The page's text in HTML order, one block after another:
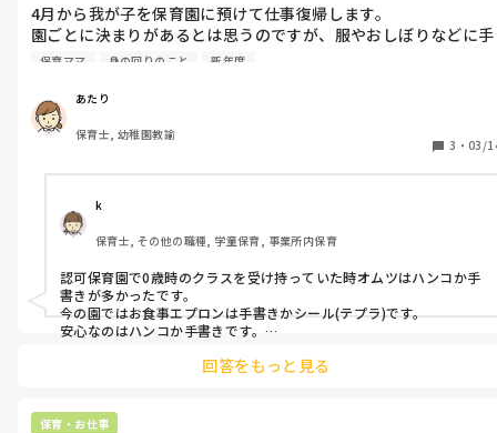
4月から我が子を保育園に預けて仕事復帰します。
園ごとに決まりがあるとは思うのですが、服やおしぼりなどに手
書きではなくお名前シールって実際どうなのでしょうか？外れな
大きく名前が書いてあるのが1番だとは思うのですが、入園準備
で調べるとお名前シールがたくさん出てきて…。
皆さんの園ではどのような感じですか？
保育ママ 身の回りのこと 新年度
あたり
保育士, 幼稚園教諭
3 ・ 03/
k
保育士, その他の職種, 学童保育, 事業所内保育
認可保育園で0歳時のクラスを受け持っていた時オムツはハンコか手
書きが多かったです。
今の園ではお食事エプロンは手書きかシール(テプラ)です。
安心なのはハンコか手書きです。
たまに洗濯タグにボタン式にしてお名前タグを作ってくくってるの
回答をもっと見る
保育・お仕事